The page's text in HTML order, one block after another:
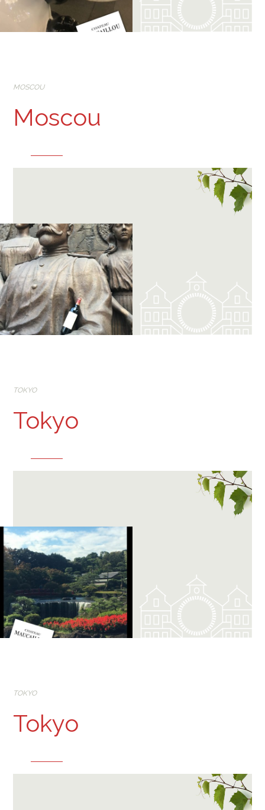
MOSCOU
Moscou
TOKYO
Tokyo
TOKYO
Tokyo